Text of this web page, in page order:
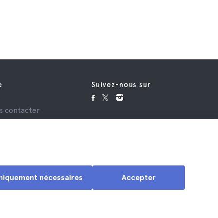
Accepter
nécessaires
contacter
Suivez-nous sur